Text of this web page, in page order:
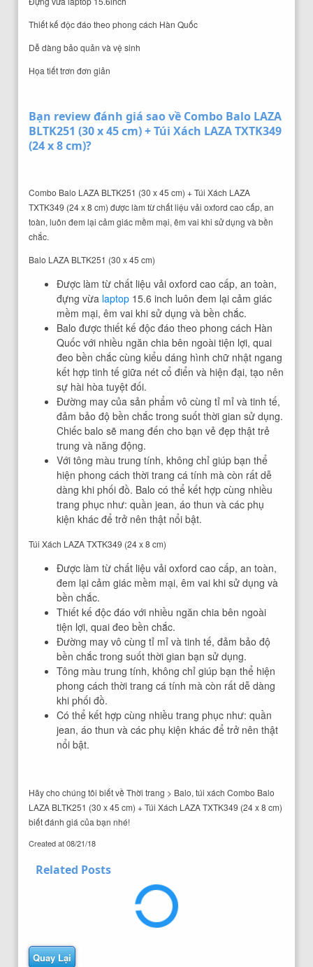
Thiết kế độc đáo theo phong cách Hàn Quốc
Dễ dàng bảo quản và vệ sinh
Họa tiết trơn đơn giản
Bạn review đánh giá sao về Combo Balo LAZA
BLTK251 (30 x 45 cm) + Túi Xách LAZA TXTK349
(24 x 8 cm)?
Combo Balo LAZA BLTK251 (30 x 45 cm) + Túi Xách LAZA
TXTK349 (24 x 8 cm) được làm từ chất liệu vải oxford cao cấp, an
toàn, luôn đem lại cảm giác mềm mại, êm vai khi sử dụng và bền
chắc.
Balo LAZA BLTK251 (30 x 45 cm)
Được làm từ chất liệu vải oxford cao cấp, an toàn,
đựng vừa laptop 15.6 inch luôn đem lại cảm giác
mềm mại, êm vai khi sử dụng và bền chắc.
Balo được thiết kế độc đáo theo phong cách Hàn
Quốc với nhiều ngăn chia bên ngoài tiện lợi, quai
đeo bền chắc cùng kiểu dáng hình chữ nhật ngang
kết hợp tinh tế giữa nét cổ điển và hiện đại, tạo nên
sự hài hòa tuyệt đối.
Đường may của sản phẩm vô cùng tỉ mỉ và tinh tế,
đảm bảo độ bền chắc trong suốt thời gian sử dụng.
Chiếc balo sẽ mang đến cho bạn vẻ đẹp thật trẻ
trung và năng động.
Với tông màu trung tính, không chỉ giúp bạn thể
hiện phong cách thời trang cá tính mà còn rất dễ
dàng khi phối đồ. Balo có thể kết hợp cùng nhiều
trang phục như: quần jean, áo thun và các phụ
kiện khác để trở nên thật nổi bật.
Túi Xách LAZA TXTK349 (24 x 8 cm)
Được làm từ chất liệu vải oxford cao cấp, an toàn,
đem lại cảm giác mềm mại, êm vai khi sử dụng và
bền chắc.
Thiết kế độc đáo với nhiều ngăn chia bên ngoài
tiện lợi, quai đeo bền chắc.
Đường may vô cùng tỉ mỉ và tinh tế, đảm bảo độ
bền chắc trong suốt thời gian bạn sử dụng.
Tông màu trung tính, không chỉ giúp bạn thể hiện
phong cách thời trang cá tính mà còn rất dễ dàng
khi phối đồ.
Có thể kết hợp cùng nhiều trang phục như: quần
jean, áo thun và các phụ kiện khác để trở nên thật
nổi bật.
Hãy cho chúng tôi biết về Thời trang > Balo, túi xách Combo Balo
LAZA BLTK251 (30 x 45 cm) + Túi Xách LAZA TXTK349 (24 x 8 cm)
biết đánh giá của bạn nhé!
Created at08/21/18
Related Posts
Quay Lại